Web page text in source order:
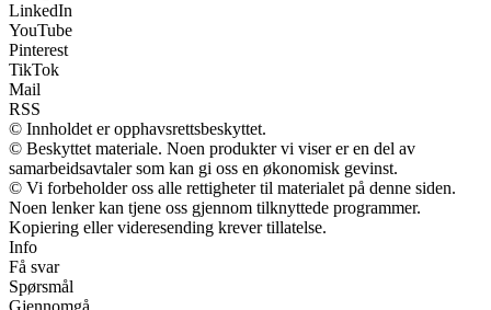
LinkedIn
YouTube
Pinterest
TikTok
Mail
RSS
© Innholdet er opphavsrettsbeskyttet.
© Beskyttet materiale. Noen produkter vi viser er en del av
samarbeidsavtaler som kan gi oss en økonomisk gevinst.
© Vi forbeholder oss alle rettigheter til materialet på denne siden.
Noen lenker kan tjene oss gjennom tilknyttede programmer.
Kopiering eller videresending krever tillatelse.
Info
Få svar
Spørsmål